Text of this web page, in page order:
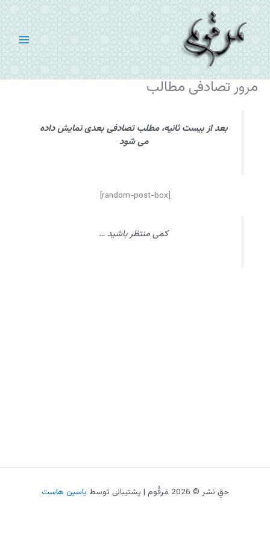
پرش
به
محتوا
مرور تصادفی مطالب
بعد از بیست ثانیه، مطلب تصادفی بعدی نمایش داده
می شود
[random-post-box]
کمی منتظر باشید …
حقِ نشر © 2026 مَرقُوم | پشتیبانی توسط یاسین هاست